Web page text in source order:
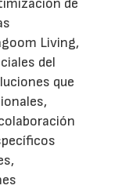
Living,
del
que